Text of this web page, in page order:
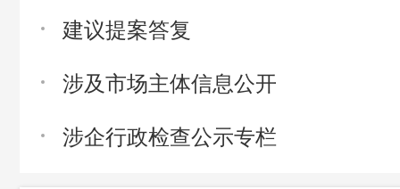
建议提案答复
涉及市场主体信息公开
涉企行政检查公示专栏